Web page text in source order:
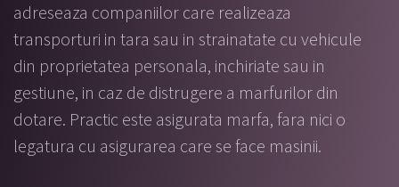
adreseaza companiilor care realizeaza
transporturi in tara sau in strainatate cu vehicule
din proprietatea personala, inchiriate sau in
gestiune, in caz de distrugere a marfurilor din
dotare. Practic este asigurata marfa, fara nici o
legatura cu asigurarea care se face masinii.